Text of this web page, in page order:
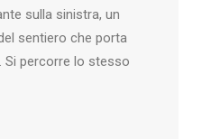
sulla sinistra, un
sentiero che porta
Si percorre lo stesso